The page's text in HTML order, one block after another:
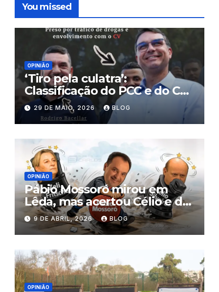
You missed
OPINIÃO
‘Tiro pela culatra’:
Classificação do PCC e do CV
como terroristas pode atingir
políticos, mercado financeiro
e prejudicar Flávio Bolsonaro
29 DE MAIO, 2026 BLOG
OPINIÃO
Pábio Mossoró mirou em
Lêda, mas acertou Célio e de
quebra tirou Zeli ‘da frente’
9 DE ABRIL, 2026 BLOG
OPINIÃO